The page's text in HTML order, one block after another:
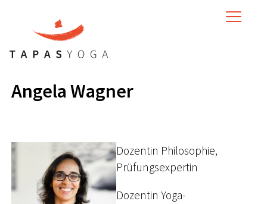
MENU
Angela Wagner
Dozentin Philosophie,
Prüfungsexpertin
Dozentin Yoga-